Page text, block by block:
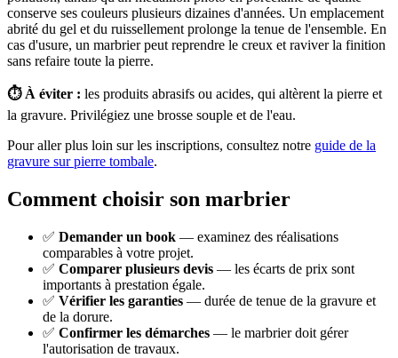
conserve ses couleurs plusieurs dizaines d'années. Un emplacement
abrité du gel et du ruissellement prolonge la tenue de l'ensemble. En
cas d'usure, un marbrier peut reprendre le creux et raviver la finition
sans refaire toute la pierre.
⏱️ À éviter : les produits abrasifs ou acides, qui altèrent la pierre et
la gravure. Privilégiez une brosse souple et de l'eau.
Pour aller plus loin sur les inscriptions, consultez notre guide de la
gravure sur pierre tombale.
Comment choisir son marbrier
✅ Demander un book — examinez des réalisations
comparables à votre projet.
✅ Comparer plusieurs devis — les écarts de prix sont
importants à prestation égale.
✅ Vérifier les garanties — durée de tenue de la gravure et
de la dorure.
✅ Confirmer les démarches — le marbrier doit gérer
l'autorisation de travaux.